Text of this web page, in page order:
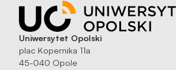
Uniwersytet Opolski
plac Kopernika 11a
45-040 Opole